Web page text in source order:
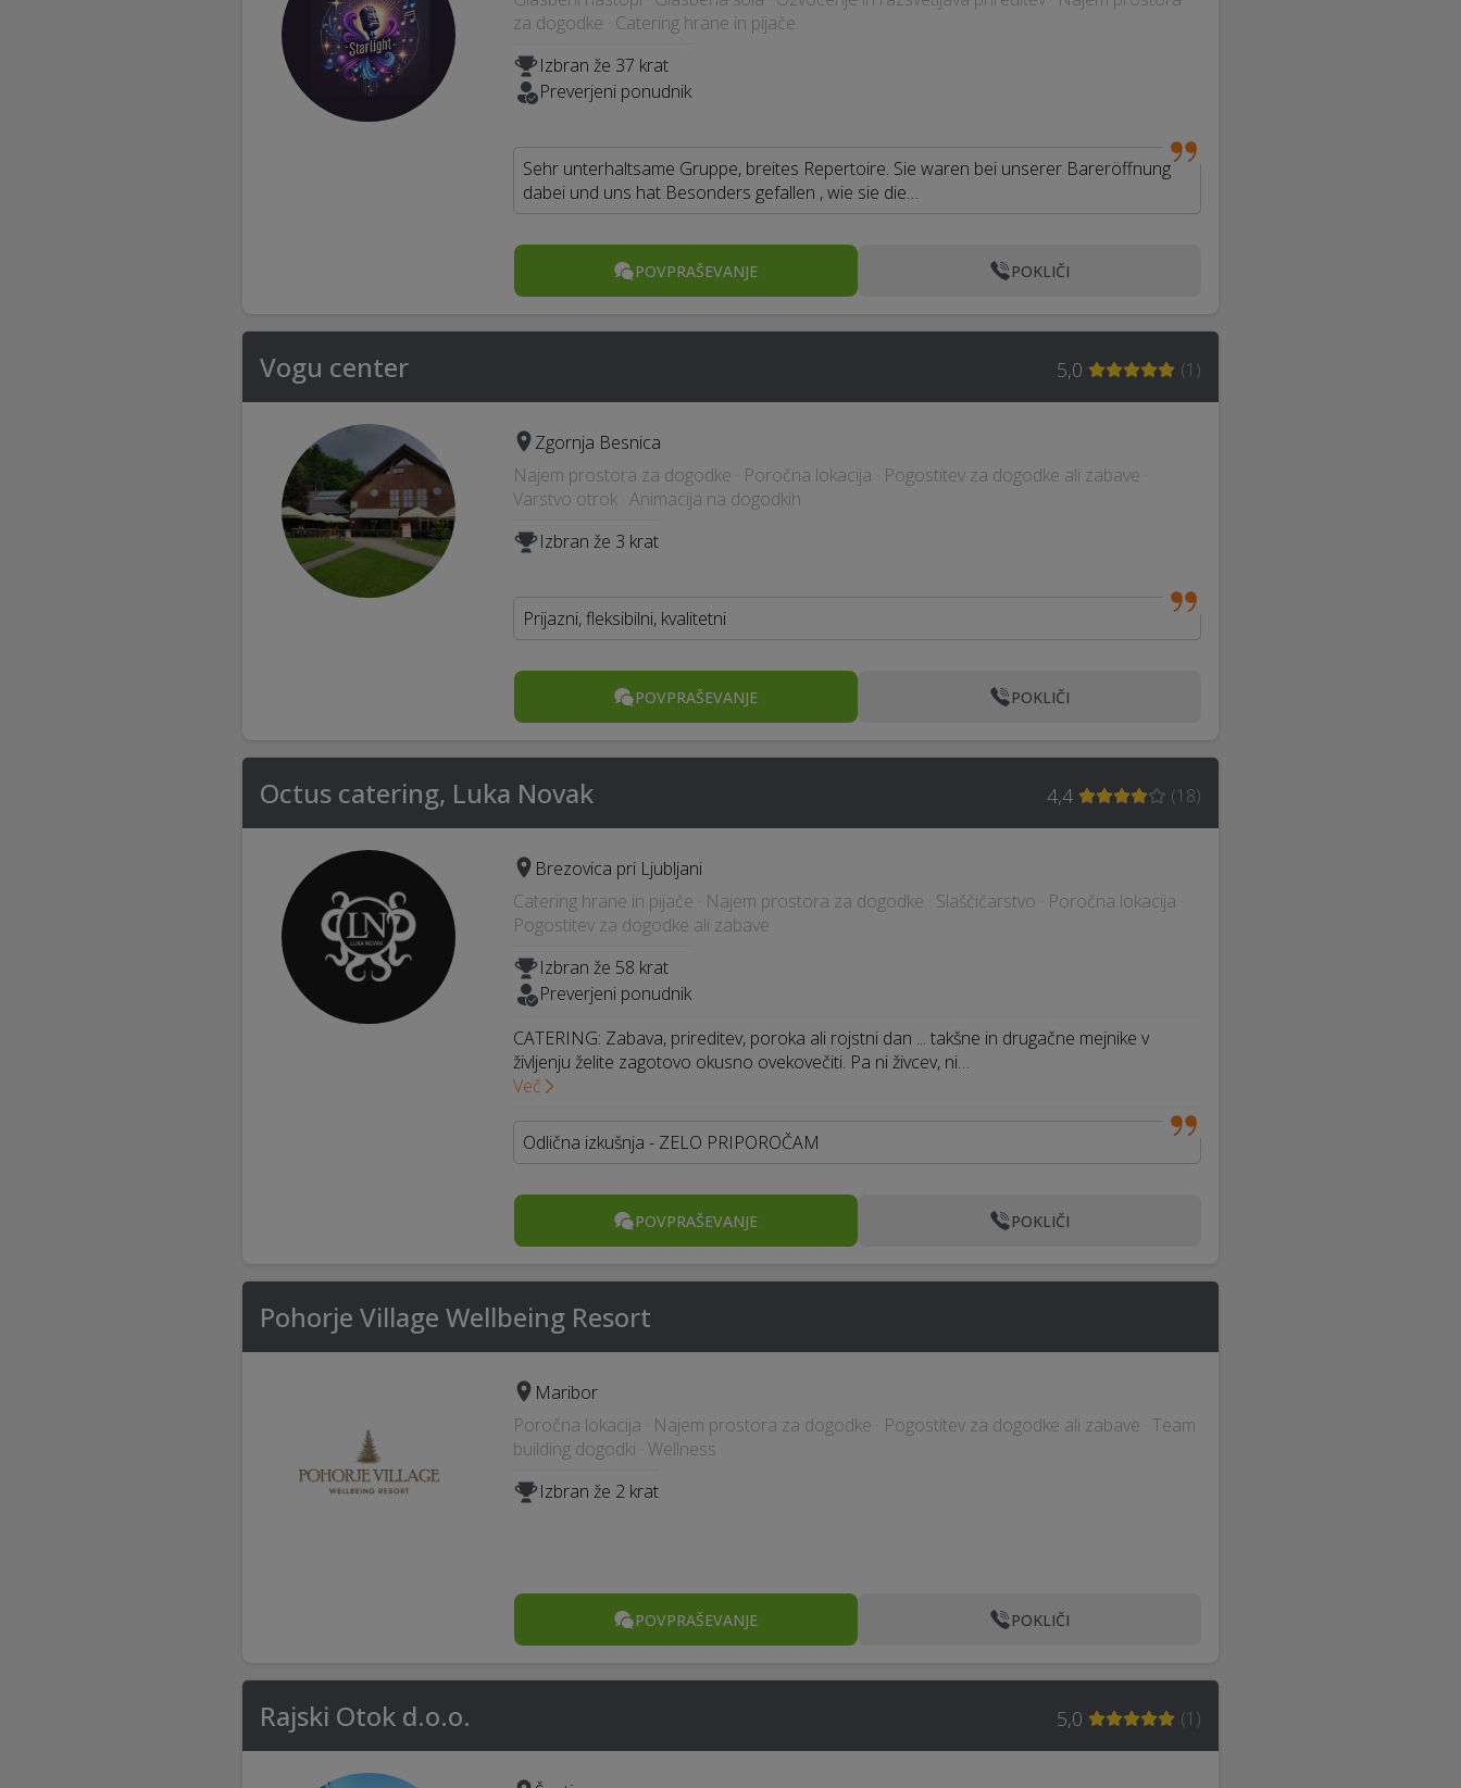
za dogodke · Catering hrane in pijače
Izbran že 37 krat
Preverjeni ponudnik
Sehr unterhaltsame Gruppe, breites Repertoire. Sie waren bei unserer Bareröffnung
dabei und uns hat Besonders gefallen , wie sie die…
POVPRAŠEVANJE POKLIČI
Vogu center 5,0 (1 )
Zgornja Besnica
Najem prostora za dogodke · Poročna lokacija · Pogostitev za dogodke ali zabave ·
Varstvo otrok · Animacija na dogodkih
Izbran že 3 krat
Prijazni, fleksibilni, kvalitetni
POVPRAŠEVANJE POKLIČI
Octus catering, Luka Novak 4,4 (18)
Brezovica pri Ljubljani
Catering hrane in pijače · Najem prostora za dogodke · Slaščičarstvo · Poročna lokacija ·
Pogostitev za dogodke ali zabave
Izbran že 58 krat
Preverjeni ponudnik
CATERING: Zabava, prireditev, poroka ali rojstni dan ... takšne in drugačne mejnike v
življenju želite zagotovo okusno ovekovečiti. Pa ni živcev, ni…
Več
Odlična izkušnja - ZELO PRIPOROČAM
POVPRAŠEVANJE POKLIČI
Pohorje Village Wellbeing Resort
Maribor
Poročna lokacija · Najem prostora za dogodke · Pogostitev za dogodke ali zabave · Team
building dogodki · Wellness
Izbran že 2 krat
POVPRAŠEVANJE POKLIČI
Rajski Otok d.o.o. 5,0 (1 )